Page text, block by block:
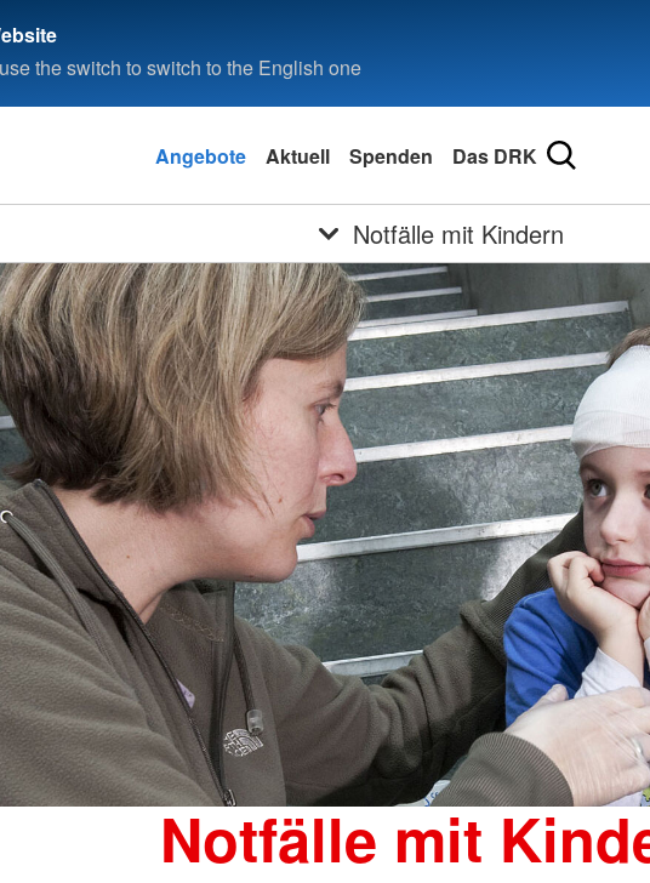
the switch to switch to the English one
Angebote Aktuell Spenden Das DRK
Notfälle mit Kindern
Notfälle mit